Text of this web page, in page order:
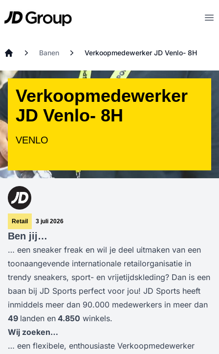
JD
Banen Verkoopmedewerker JD Venlo- 8H
Verkoopmedewerker
JD Venlo- 8H
VENLO
Retail 3 juli 2026
Ben jij…
… een sneaker freak en wil je deel uitmaken van een
toonaangevende internationale retailorganisatie in
trendy sneakers, sport- en vrijetijdskleding? Dan is een
baan bij JD Sports perfect voor jou! JD Sports heeft
inmiddels meer dan 90.000 medewerkers in meer dan
49 landen en 4.850 winkels.
Wij zoeken…
… een flexibele, enthousiaste Verkoopmedewerker